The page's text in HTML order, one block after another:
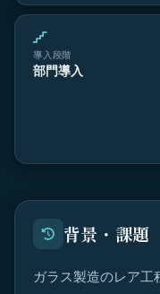
導入段階
部門導入
背景・課題
ガラス製造のレア工